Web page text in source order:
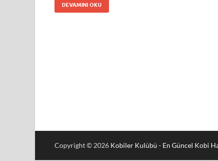
DEVAMINI OKU
Copyright © 2026 Kobiler Kulübü - En Güncel Kobi